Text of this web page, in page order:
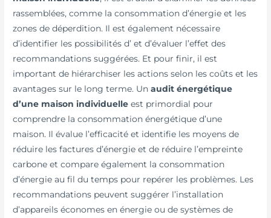
rassemblées, comme la consommation d’énergie et les
zones de déperdition. Il est également nécessaire
d’identifier les possibilités d’ et d’évaluer l’effet des
recommandations suggérées. Et pour finir, il est
important de hiérarchiser les actions selon les coûts et les
avantages sur le long terme. Unaudit énergétique
d’une maison individuelle est primordial pour
comprendre la consommation énergétique d’une
maison. Il évalue l’efficacité et identifie les moyens de
réduire les factures d’énergie et de réduire l’empreinte
carbone et compare également la consommation
d’énergie au fil du temps pour repérer les problèmes. Les
recommandations peuvent suggérer l’installation
d’appareils économes en énergie ou de systèmes de